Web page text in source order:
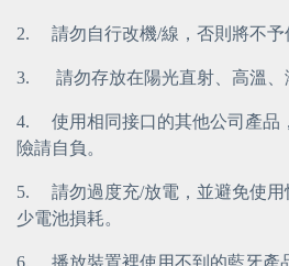
2. 請勿自行改機/線，否則將不予
3. 請勿存放在陽光直射、高溫、
4.
使用相同接口的其他公司產品
險請自負。
5.
請勿過度充/放電，並避免使
少電池損耗。
6.
播放裝置裡使用不到的藍牙產